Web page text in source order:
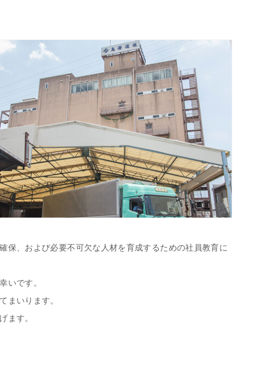
保、および必要不可欠な人材を育成するための社員教育に
いです。
まいります。
ます。